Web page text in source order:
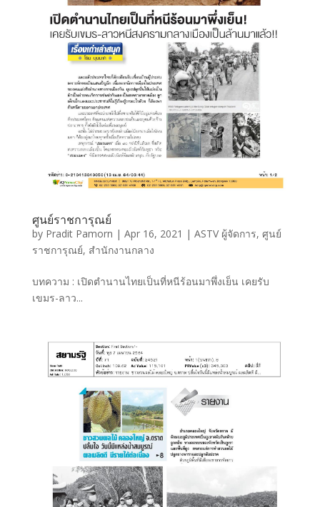
ศูนย์ราชการุณย์
by Pradit Pamorn | Apr 16, 2021 | ASTV ผู้จัดการ, ศูนย์
ราชการุณย์, สำนักงานกลาง
บทความ : เปิดตำนานไทยเป็นที่หนีร้อนมาพึ่งเย็น เคยรับ
เขมร-ลาว...